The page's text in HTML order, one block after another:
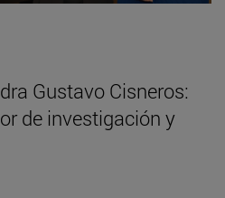
Gustavo Cisneros:
de investigación y